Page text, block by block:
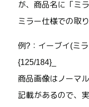
が、商品名に「ミ
ミラー仕様での取
例?：イーブイ(ミ
{125/184}_
商品画像はノーマ
記載があるので、